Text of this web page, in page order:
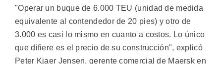
"Operar un buque de 6.000 TEU (unidad de medida
equivalente al contendedor de 20 pies) y otro de
3.000 es casi lo mismo en cuanto a costos. Lo único
que difiere es el precio de su construcción", explicó
Peter Kjaer Jensen, gerente comercial de Maersk en